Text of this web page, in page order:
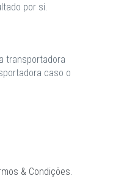
por si.
transportadora
caso o
& Condições.